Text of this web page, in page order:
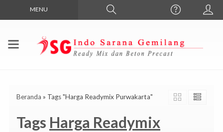
MENU
Beranda » Tags "Harga Readymix Purwakarta"
Tags Harga Readymix